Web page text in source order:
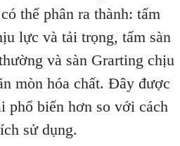
thể phân ra thành: tấm
lực và tải trọng, tấm sàn
và sàn Grarting chịu
mòn hóa chất. Đây được
phổ biến hơn so với cách
sử dụng.